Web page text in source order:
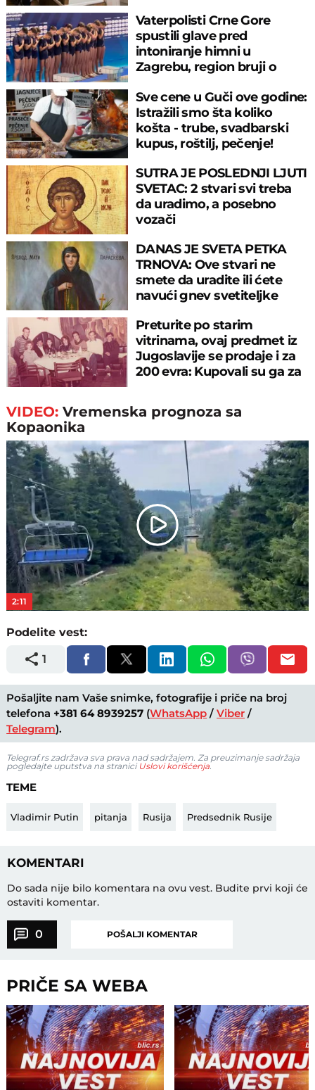
Vaterpolisti Crne Gore
spustili glave pred
intoniranje himni u
Zagrebu, region bruji o
Sve cene u Guči ove godine:
Istražili smo šta koliko
košta - trube, svadbarski
kupus, roštilj, pečenje!
SUTRA JE POSLEDNJI LJUTI
SVETAC: 2 stvari svi treba
da uradimo, a posebno
vozači
DANAS JE SVETA PETKA
TRNOVA: Ove stvari ne
smete da uradite ili ćete
navući gnev svetiteljke
Preturite po starim
vitrinama, ovaj predmet iz
Jugoslavije se prodaje i za
200 evra: Kupovali su ga za
VIDEO:Vremenska prognoza sa
Kopaonika
Play
Video
2:11
Podelite vest:
1
Pošaljite nam Vaše snimke, fotografije i priče na broj
telefona +381 64 8939257 (WhatsApp /Viber /
Telegram).
Telegraf.rs zadržava sva prava nad sadržajem. Za preuzimanje sadržaja
pogledajte uputstva na stranici Uslovi korišćenja.
TEME
Vladimir Putin pitanja Rusija Predsednik Rusije
KOMENTARI
Do sada nije bilo komentara na ovu vest. Budite prvi koji će
ostaviti komentar.
0 POŠALJI KOMENTAR
PRIČE SA WEBA